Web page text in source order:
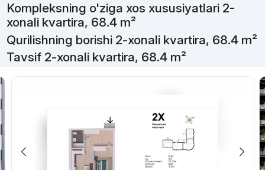
Kompleksning o'ziga xos xususiyatlari 2-
xonali kvartira, 68.4 m²
Qurilishning borishi 2-xonali kvartira, 68.4 m²
Tavsif 2-xonali kvartira, 68.4 m²